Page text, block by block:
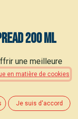
200 ml
une meilleure
en matière de cookies
Je suis d'accord